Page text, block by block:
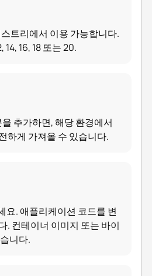
트리에서 이용 가능합니다.
14, 16, 18 또는 20.
추가하면, 해당 환경에서
하게 가져올 수 있습니다.
요. 애플리케이션 코드를 변
. 컨테이너 이미지 또는 바이
니다.